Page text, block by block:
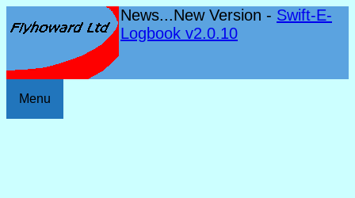
News...New Version - Swift-E-
Logbook v2.0.10
Menu